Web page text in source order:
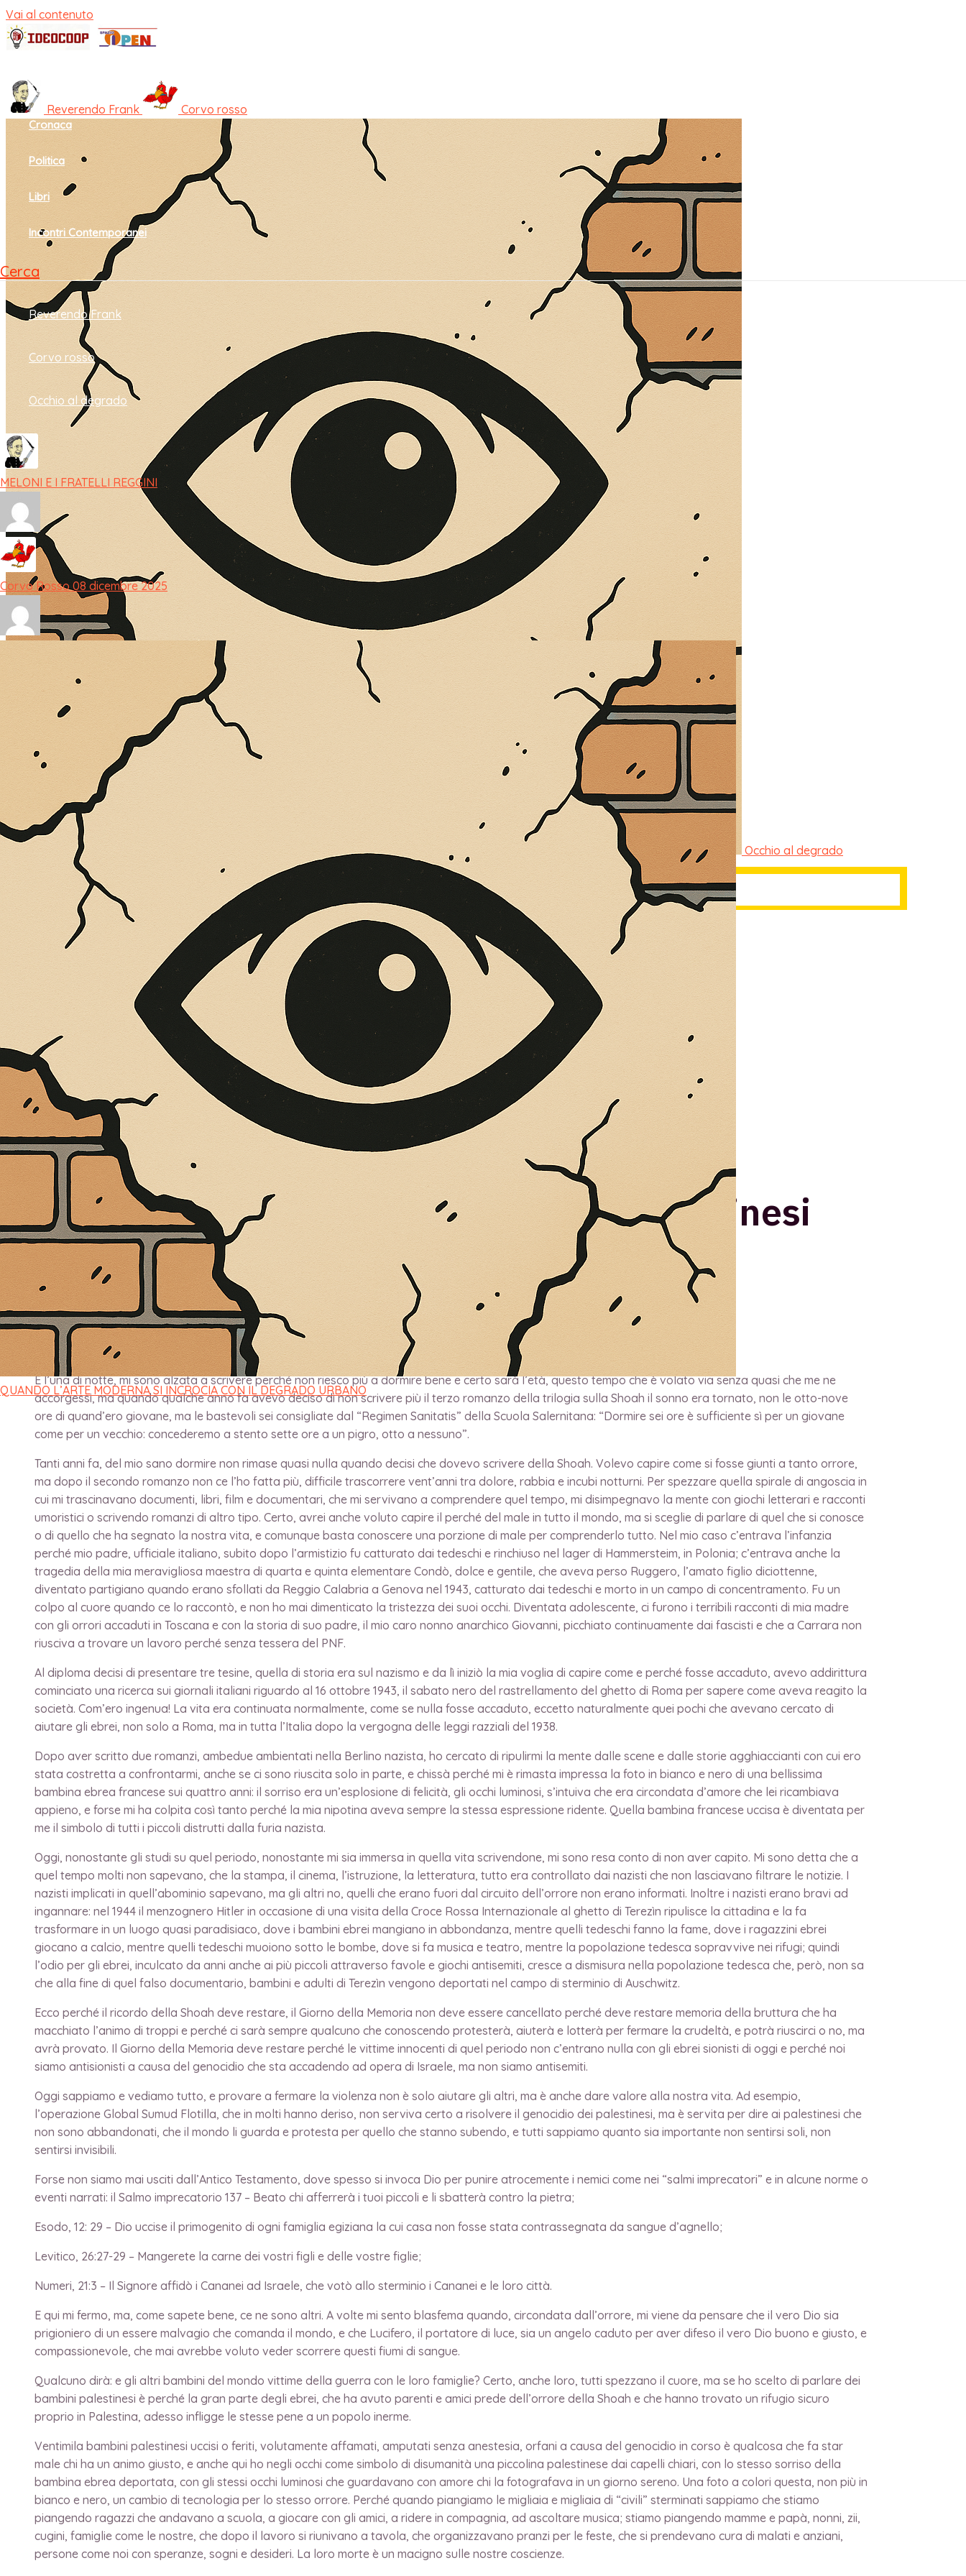
Vai al contenuto
Cultura e società
Cronaca
Politica
Libri
Incontri Contemporanei
Cerca
Reverendo Frank
Corvo rosso
Occhio al degrado
MELONI E I FRATELLI REGGINI
Corvo Rosso 08 dicembre 2025
QUANDO L’ARTE MODERNA SI INCROCIA CON IL DEGRADO URBANO
Reverendo Frank Corvo rosso
Occhio al degrado
È MORTO MELO FRENI, VIVONO LE OPERE SUE
Antonio Marino 4 Agosto 2026
Cultura e Società
A casa Freni, a pochi passi dal lungomare di Terme Vigliatore, sulle pareti giaccio istantanee,...
CONTINUA A LEGGERE
Condividi:
I bambini della Shoah e i bambini palestinesi
di Redazione/ 27 Gennaio 2026
Ecco perché il ricordo della Shoah deve restare
di Nadia Crucitti
È l’una di notte, mi sono alzata a scrivere perché non riesco più a dormire bene e certo sarà l’età, questo tempo che è volato via senza quasi che me ne
accorgessi, ma quando qualche anno fa avevo deciso di non scrivere più il terzo romanzo della trilogia sulla Shoah il sonno era tornato, non le otto-nove
ore di quand’ero giovane, ma le bastevoli sei consigliate dal “Regimen Sanitatis” della Scuola Salernitana: “Dormire sei ore è sufficiente sì per un giovane
come per un vecchio: concederemo a stento sette ore a un pigro, otto a nessuno”.
Tanti anni fa, del mio sano dormire non rimase quasi nulla quando decisi che dovevo scrivere della Shoah. Volevo capire come si fosse giunti a tanto orrore,
ma dopo il secondo romanzo non ce l’ho fatta più, difficile trascorrere vent’anni tra dolore, rabbia e incubi notturni. Per spezzare quella spirale di angoscia in
cui mi trascinavano documenti, libri, film e documentari, che mi servivano a comprendere quel tempo, mi disimpegnavo la mente con giochi letterari e racconti
umoristici o scrivendo romanzi di altro tipo. Certo, avrei anche voluto capire il perché del male in tutto il mondo, ma si sceglie di parlare di quel che si conosce
o di quello che ha segnato la nostra vita, e comunque basta conoscere una porzione di male per comprenderlo tutto. Nel mio caso c’entrava l’infanzia
perché mio padre, ufficiale italiano, subito dopo l’armistizio fu catturato dai tedeschi e rinchiuso nel lager di Hammersteim, in Polonia; c’entrava anche la
tragedia della mia meravigliosa maestra di quarta e quinta elementare Condò, dolce e gentile, che aveva perso Ruggero, l’amato figlio diciottenne,
diventato partigiano quando erano sfollati da Reggio Calabria a Genova nel 1943, catturato dai tedeschi e morto in un campo di concentramento. Fu un
colpo al cuore quando ce lo raccontò, e non ho mai dimenticato la tristezza dei suoi occhi. Diventata adolescente, ci furono i terribili racconti di mia madre
con gli orrori accaduti in Toscana e con la storia di suo padre, il mio caro nonno anarchico Giovanni, picchiato continuamente dai fascisti e che a Carrara non
riusciva a trovare un lavoro perché senza tessera del PNF.
Al diploma decisi di presentare tre tesine, quella di storia era sul nazismo e da lì iniziò la mia voglia di capire come e perché fosse accaduto, avevo addirittura
cominciato una ricerca sui giornali italiani riguardo al 16 ottobre 1943, il sabato nero del rastrellamento del ghetto di Roma per sapere come aveva reagito la
società. Com’ero ingenua! La vita era continuata normalmente, come se nulla fosse accaduto, eccetto naturalmente quei pochi che avevano cercato di
aiutare gli ebrei, non solo a Roma, ma in tutta l’Italia dopo la vergogna delle leggi razziali del 1938.
Dopo aver scritto due romanzi, ambedue ambientati nella Berlino nazista, ho cercato di ripulirmi la mente dalle scene e dalle storie agghiaccianti con cui ero
stata costretta a confrontarmi, anche se ci sono riuscita solo in parte, e chissà perché mi è rimasta impressa la foto in bianco e nero di una bellissima
bambina ebrea francese sui quattro anni: il sorriso era un’esplosione di felicità, gli occhi luminosi, s’intuiva che era circondata d’amore che lei ricambiava
appieno, e forse mi ha colpita così tanto perché la mia nipotina aveva sempre la stessa espressione ridente. Quella bambina francese uccisa è diventata per
me il simbolo di tutti i piccoli distrutti dalla furia nazista.
Oggi, nonostante gli studi su quel periodo, nonostante mi sia immersa in quella vita scrivendone, mi sono resa conto di non aver capito. Mi sono detta che a
quel tempo molti non sapevano, che la stampa, il cinema, l’istruzione, la letteratura, tutto era controllato dai nazisti che non lasciavano filtrare le notizie. I
nazisti implicati in quell’abominio sapevano, ma gli altri no, quelli che erano fuori dal circuito dell’orrore non erano informati. Inoltre i nazisti erano bravi ad
ingannare: nel 1944 il menzognero Hitler in occasione di una visita della Croce Rossa Internazionale al ghetto di Terezìn ripulisce la cittadina e la fa
trasformare in un luogo quasi paradisiaco, dove i bambini ebrei mangiano in abbondanza, mentre quelli tedeschi fanno la fame, dove i ragazzini ebrei
giocano a calcio, mentre quelli tedeschi muoiono sotto le bombe, dove si fa musica e teatro, mentre la popolazione tedesca sopravvive nei rifugi; quindi
l’odio per gli ebrei, inculcato da anni anche ai più piccoli attraverso favole e giochi antisemiti, cresce a dismisura nella popolazione tedesca che, però, non sa
che alla fine di quel falso documentario, bambini e adulti di Terezìn vengono deportati nel campo di sterminio di Auschwitz.
Ecco perché il ricordo della Shoah deve restare, il Giorno della Memoria non deve essere cancellato perché deve restare memoria della bruttura che ha
macchiato l’animo di troppi e perché ci sarà sempre qualcuno che conoscendo protesterà, aiuterà e lotterà per fermare la crudeltà, e potrà riuscirci o no, ma
avrà provato. Il Giorno della Memoria deve restare perché le vittime innocenti di quel periodo non c’entrano nulla con gli ebrei sionisti di oggi e perché noi
siamo antisionisti a causa del genocidio che sta accadendo ad opera di Israele, ma non siamo antisemiti.
Oggi sappiamo e vediamo tutto, e provare a fermare la violenza non è solo aiutare gli altri, ma è anche dare valore alla nostra vita. Ad esempio,
l’operazione Global Sumud Flotilla, che in molti hanno deriso, non serviva certo a risolvere il genocidio dei palestinesi, ma è servita per dire ai palestinesi che
non sono abbandonati, che il mondo li guarda e protesta per quello che stanno subendo, e tutti sappiamo quanto sia importante non sentirsi soli, non
sentirsi invisibili.
Forse non siamo mai usciti dall’Antico Testamento, dove spesso si invoca Dio per punire atrocemente i nemici come nei “salmi imprecatori” e in alcune norme o
eventi narrati: il Salmo imprecatorio 137 – Beato chi afferrerà i tuoi piccoli e li sbatterà contro la pietra;
Esodo, 12: 29 – Dio uccise il primogenito di ogni famiglia egiziana la cui casa non fosse stata contrassegnata da sangue d’agnello;
Levitico, 26:27-29 – Mangerete la carne dei vostri figli e delle vostre figlie;
Numeri, 21:3 – Il Signore affidò i Cananei ad Israele, che votò allo sterminio i Cananei e le loro città.
E qui mi fermo, ma, come sapete bene, ce ne sono altri. A volte mi sento blasfema quando, circondata dall’orrore, mi viene da pensare che il vero Dio sia
prigioniero di un essere malvagio che comanda il mondo, e che Lucifero, il portatore di luce, sia un angelo caduto per aver difeso il vero Dio buono e giusto, e
compassionevole, che mai avrebbe voluto veder scorrere questi fiumi di sangue.
Qualcuno dirà: e gli altri bambini del mondo vittime della guerra con le loro famiglie? Certo, anche loro, tutti spezzano il cuore, ma se ho scelto di parlare dei
bambini palestinesi è perché la gran parte degli ebrei, che ha avuto parenti e amici prede dell’orrore della Shoah e che hanno trovato un rifugio sicuro
proprio in Palestina, adesso infligge le stesse pene a un popolo inerme.
Ventimila bambini palestinesi uccisi o feriti, volutamente affamati, amputati senza anestesia, orfani a causa del genocidio in corso è qualcosa che fa star
male chi ha un animo giusto, e anche qui ho negli occhi come simbolo di disumanità una piccolina palestinese dai capelli chiari, con lo stesso sorriso della
bambina ebrea deportata, con gli stessi occhi luminosi che guardavano con amore chi la fotografava in un giorno sereno. Una foto a colori questa, non più in
bianco e nero, un cambio di tecnologia per lo stesso orrore. Perché quando piangiamo le migliaia e migliaia di “civili” sterminati sappiamo che stiamo
piangendo ragazzi che andavano a scuola, a giocare con gli amici, a ridere in compagnia, ad ascoltare musica; stiamo piangendo mamme e papà, nonni, zii,
cugini, famiglie come le nostre, che dopo il lavoro si riunivano a tavola, che organizzavano pranzi per le feste, che si prendevano cura di malati e anziani,
persone come noi con speranze, sogni e desideri. La loro morte è un macigno sulle nostre coscienze.